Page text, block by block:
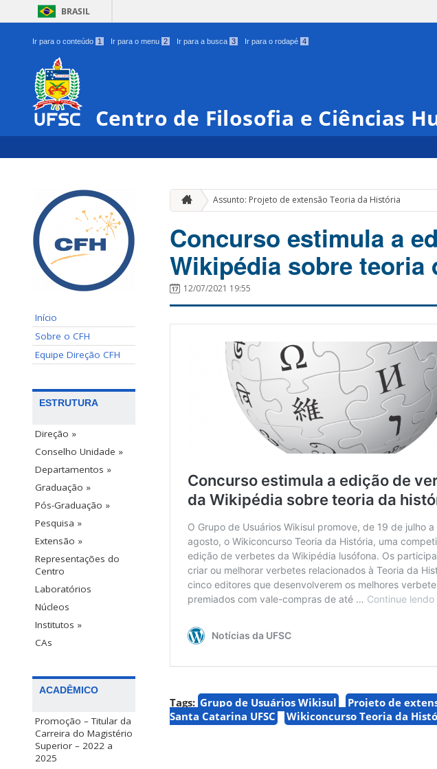
BRASIL
Ir para o conteúdo 1 Ir para o menu 2 Ir para a busca 3 Ir para o rodapé 4
Centro de Filosofia e Ciências
Início
Sobre o CFH
Equipe Direção CFH
ESTRUTURA
Direção »
Conselho Unidade »
Departamentos »
Graduação »
Pós-Graduação »
Pesquisa »
Extensão »
Representações do
Centro
Laboratórios
Núcleos
Institutos »
CAs
ACADÊMICO
Promoção – Titular da
Carreira do Magistério
Superior – 2022 a
2025
Assunto: Projeto de extensão Teoria da História
Concurso estimula a
Wikipédia sobre teoria
12/07/2021 19:55
Tags: Grupo de Usuários Wikisul Projeto de
Santa Catarina UFSC
Wikiconcurso Teoria da